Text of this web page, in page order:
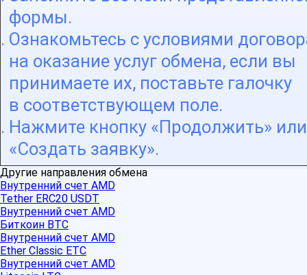
формы.
Ознакомьтесь с условиями
на оказание услуг обмена, если вы
принимаете их, поставьте галочку
в соответствующем поле.
Нажмите кнопку «Продолжить» или
«Создать заявку».
Другие направления обмена
Внутренний счет AMD
Tether ERC20 USDT
Внутренний счет AMD
Биткоин BTC
Внутренний счет AMD
Ether Classic ETC
Внутренний счет AMD